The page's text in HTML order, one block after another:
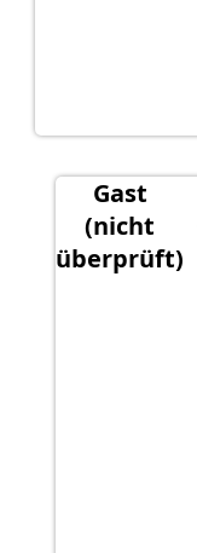
Gast
(nicht
überprüft)